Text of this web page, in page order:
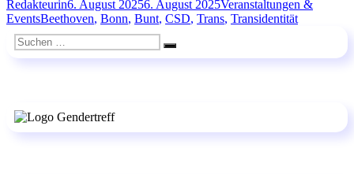
Straßenfest
„Beethovens
Bunte“
in
Bonn“
Autor
RedakteurinVeröffentlicht
am
6. August 20256. August 2025Kategorien
Veranstaltungen &
EventsSchlagwörter
Beethoven, Bonn, Bunt, CSD, Trans, Transidentität
Suchen
nach:
Suchen